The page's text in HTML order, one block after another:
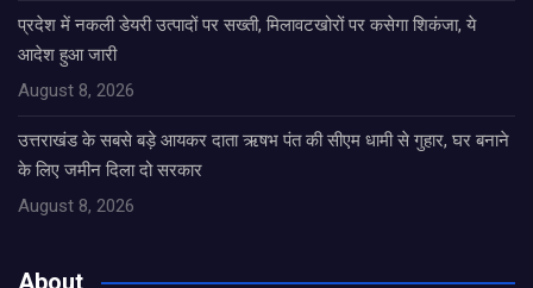
प्रदेश में नकली डेयरी उत्पादों पर सख्ती, मिलावटखोरों पर कसेगा शिकंजा, ये
आदेश हुआ जारी
August 8, 2026
उत्तराखंड के सबसे बड़े आयकर दाता ऋषभ पंत की सीएम धामी से गुहार, घर बनाने
के लिए जमीन दिला दो सरकार
August 8, 2026
About